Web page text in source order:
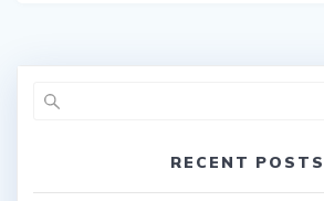
RECENT POSTS